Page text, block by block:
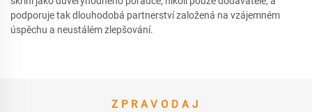
podporuje tak dlouhodobá partnerství založená na vzájemném
úspěchu a neustálém zlepšování.
ZPRAVODAJ